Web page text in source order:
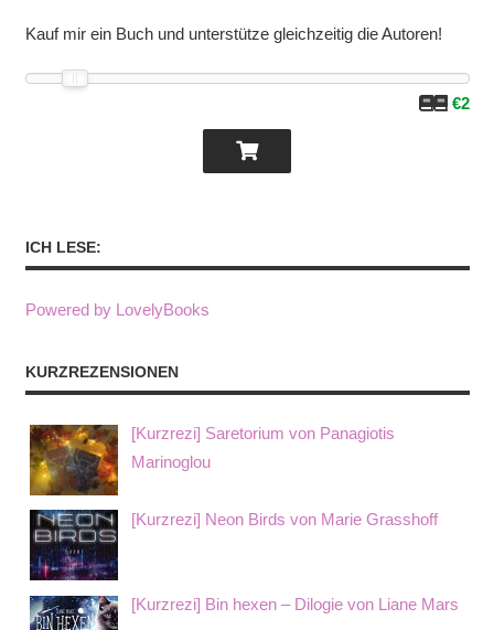
Kauf mir ein Buch und unterstütze gleichzeitig die Autoren!
€2
ICH LESE:
Powered by LovelyBooks
KURZREZENSIONEN
[Kurzrezi] Saretorium von Panagiotis
Marinoglou
[Kurzrezi] Neon Birds von Marie Grasshoff
[Kurzrezi] Bin hexen – Dilogie von Liane Mars